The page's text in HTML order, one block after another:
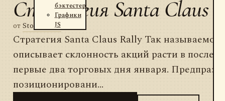
бэктестер
Графики
JS
Стратегия Santa Claus
отStockSharp
Стратегия Santa Claus Rally Так называемое
описывает склонность акций расти в
первые два торговых дня января.
позиционировани...